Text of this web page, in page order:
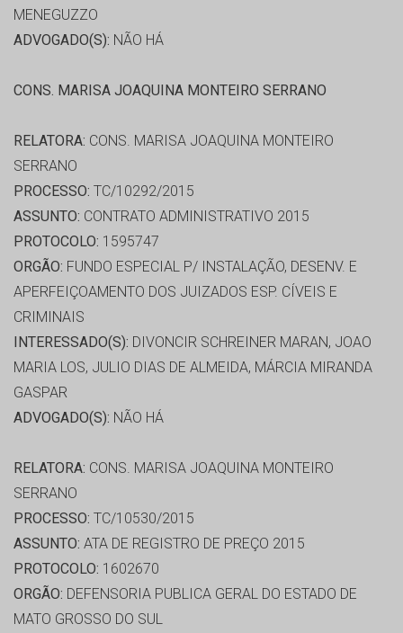
MENEGUZZO
ADVOGADO(S): NÃO HÁ
CONS. MARISA JOAQUINA MONTEIRO SERRANO
RELATORA: CONS. MARISA JOAQUINA MONTEIRO
SERRANO
PROCESSO: TC/10292/2015
ASSUNTO: CONTRATO ADMINISTRATIVO 2015
PROTOCOLO: 1595747
ORGÃO: FUNDO ESPECIAL P/ INSTALAÇÃO, DESENV. E
APERFEIÇOAMENTO DOS JUIZADOS ESP. CÍVEIS E
CRIMINAIS
INTERESSADO(S): DIVONCIR SCHREINER MARAN, JOAO
MARIA LOS, JULIO DIAS DE ALMEIDA, MÁRCIA MIRANDA
GASPAR
ADVOGADO(S): NÃO HÁ
RELATORA: CONS. MARISA JOAQUINA MONTEIRO
SERRANO
PROCESSO: TC/10530/2015
ASSUNTO: ATA DE REGISTRO DE PREÇO 2015
PROTOCOLO: 1602670
ORGÃO: DEFENSORIA PUBLICA GERAL DO ESTADO DE
MATO GROSSO DO SUL